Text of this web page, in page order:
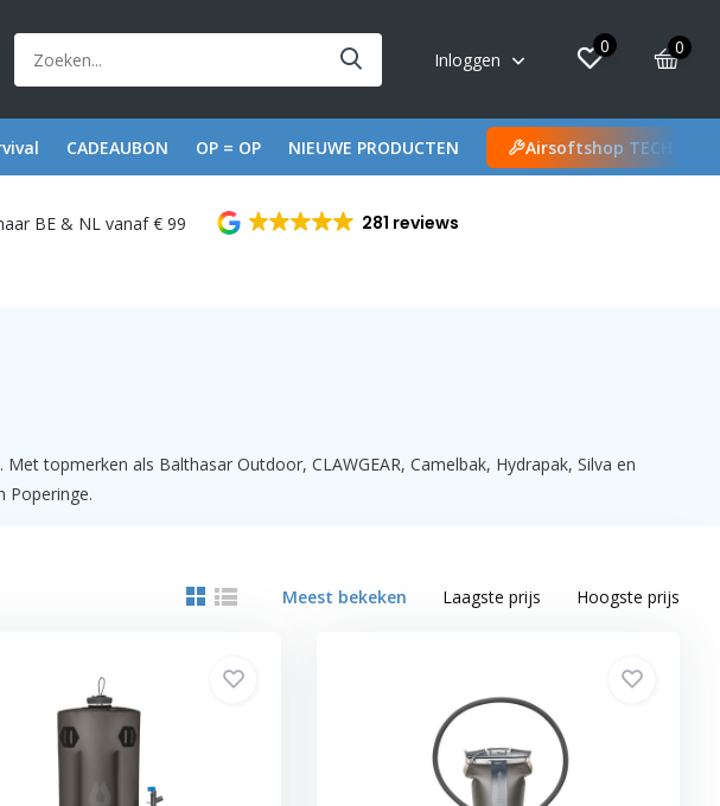
Inloggen
0 0
CADEAUBON OP = OP NIEUWE PRODUCTEN Airsoftshop TECH
BE & NL vanaf € 99 281 reviews
topmerken als Balthasar Outdoor, CLAWGEAR, Camelbak, Hydrapak, Silva en
Poperinge.
Meest bekeken Laagste prijs Hoogste prijs